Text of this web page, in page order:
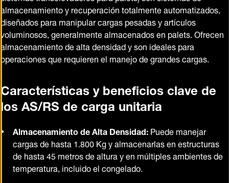
almacenamiento y recuperación totalmente automatizados,
diseñados para manipular cargas pesadas y artículos
voluminosos, generalmente almacenados en palets. Ofrecen
almacenamiento de alta densidad y son ideales para
operaciones que requieren el manejo de grandes cargas.
Características y beneficios clave de
los AS/RS de carga unitaria
Almacenamiento de Alta Densidad:Puede manejar
cargas de hasta 1.800 Kg y almacenarlas en estructuras
de hasta 45 metros de altura y en múltiples ambientes de
temperatura, incluido el congelado.